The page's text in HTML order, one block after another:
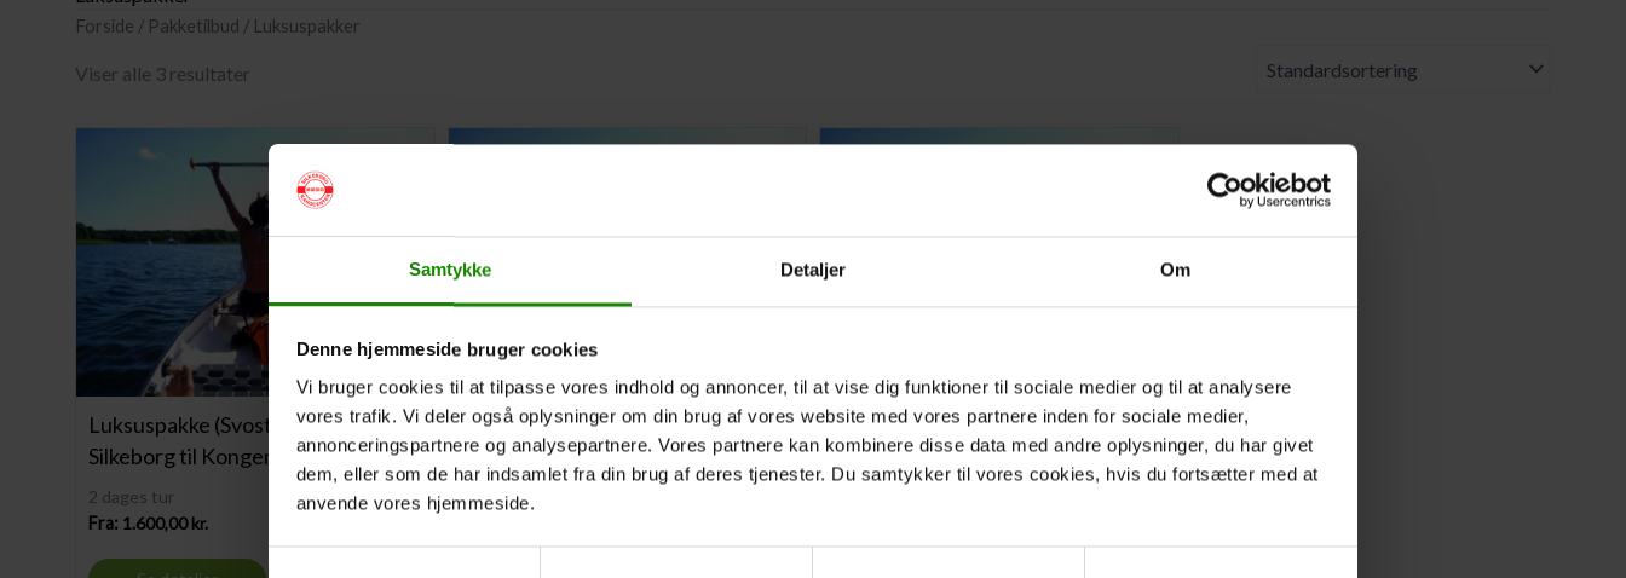
Samtykke Detaljer Om
Denne hjemmeside bruger cookies
Vi bruger cookies til at tilpasse vores indhold og annoncer, til at vise dig funktioner til sociale medier og til at analysere
vores trafik. Vi deler også oplysninger om din brug af vores website med vores partnere inden for sociale medier,
annonceringspartnere og analysepartnere. Vores partnere kan kombinere disse data med andre oplysninger, du har givet
dem, eller som de har indsamlet fra din brug af deres tjenester. Du samtykker til vores cookies, hvis du fortsætter med at
anvende vores hjemmeside.
Forside / Pakketilbud / Luksuspakker
Viser alle 3 resultater
Luksuspakke (Svostrup Kro) –
Silkeborg til Kongensbro
2 dages tur
Fra: 1.600,00kr.
Luksuspakke (Kongensbro Kro) –
Silkeborg til Kongensbro
1 dags tur
Luksuspakke (Kongensbro Kro) –
Silkeborg til Bjerringbro